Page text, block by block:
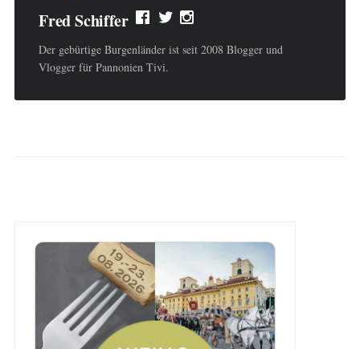
Fred Schiffer
Der gebürtige Burgenländer ist seit 2008 Blogger und
Vlogger für Pannonien Tivi.